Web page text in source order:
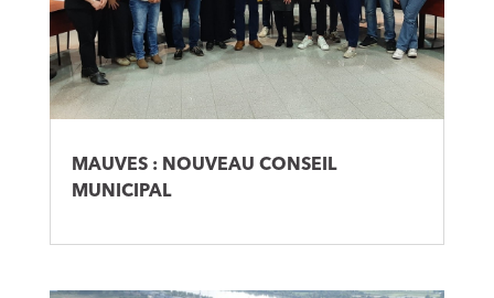
MAUVES : NOUVEAU CONSEIL
MUNICIPAL